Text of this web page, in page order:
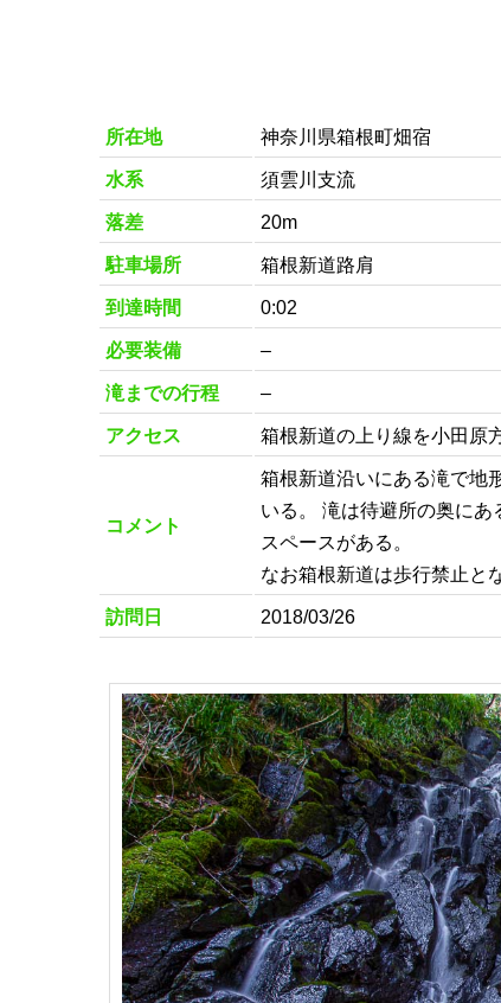
所在地 神奈川県箱根町畑宿
水系 須雲川支流
落差 20m
駐車場所 箱根新道路肩
到達時間 0:02
必要装備 –
滝までの行程 –
アクセス 箱根新道の上り線を小田原
コメント
箱根新道沿いにある滝で地
いる。 滝は待避所の奥に
スペースがある。
なお箱根新道は歩行禁止と
訪問日 2018/03/26